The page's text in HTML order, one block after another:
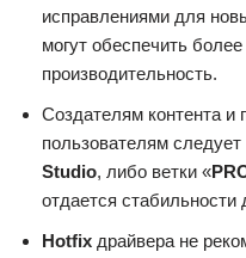
исправлениями для
могут обеспечить
производительность.
Создателям контента
пользователям
Studio, либо ветки «
отдается стабильности
Hotfix драйвера не